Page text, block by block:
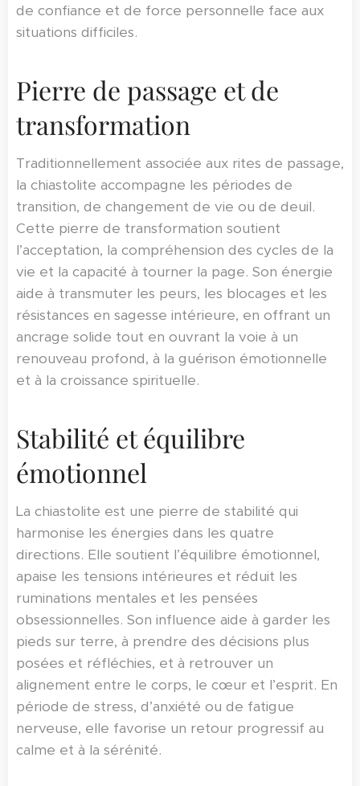
de confiance et de force personnelle face aux
situations difficiles.
Pierre de passage et de
transformation
Traditionnellement associée aux rites de passage,
la chiastolite accompagne les périodes de
transition, de changement de vie ou de deuil.
Cette pierre de transformation soutient
l’acceptation, la compréhension des cycles de la
vie et la capacité à tourner la page. Son énergie
aide à transmuter les peurs, les blocages et les
résistances en sagesse intérieure, en offrant un
ancrage solide tout en ouvrant la voie à un
renouveau profond, à la guérison émotionnelle
et à la croissance spirituelle.
Stabilité et équilibre
émotionnel
La chiastolite est une pierre de stabilité qui
harmonise les énergies dans les quatre
directions. Elle soutient l’équilibre émotionnel,
apaise les tensions intérieures et réduit les
ruminations mentales et les pensées
obsessionnelles. Son influence aide à garder les
pieds sur terre, à prendre des décisions plus
posées et réfléchies, et à retrouver un
alignement entre le corps, le cœur et l’esprit. En
période de stress, d’anxiété ou de fatigue
nerveuse, elle favorise un retour progressif au
calme et à la sérénité.